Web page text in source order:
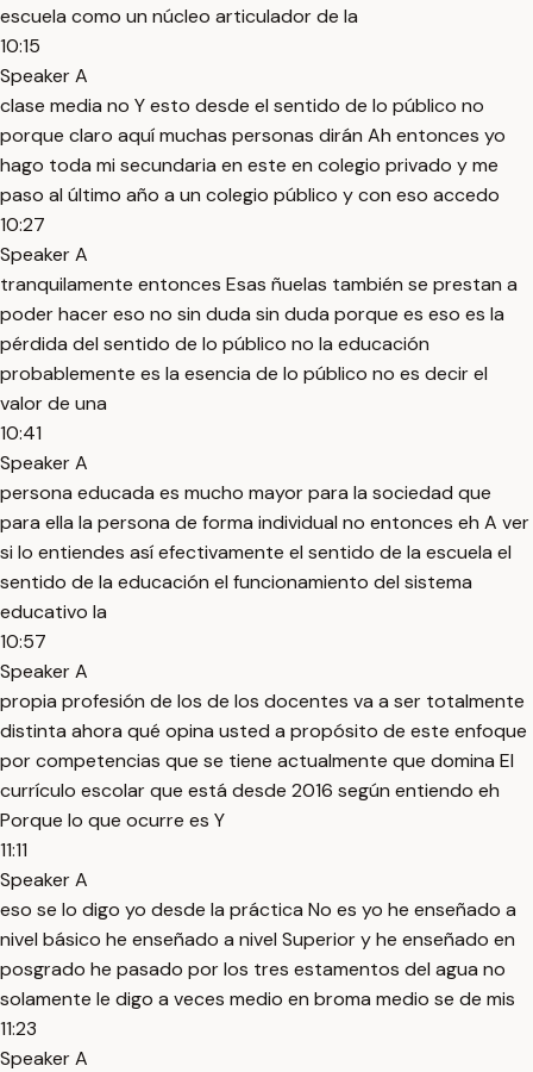
escuela como un núcleo articulador de la
10:15
Speaker A
clase media no Y esto desde el sentido de lo público no
porque claro aquí muchas personas dirán Ah entonces yo
hago toda mi secundaria en este en colegio privado y me
paso al último año a un colegio público y con eso accedo
10:27
Speaker A
tranquilamente entonces Esas ñuelas también se prestan a
poder hacer eso no sin duda sin duda porque es eso es la
pérdida del sentido de lo público no la educación
probablemente es la esencia de lo público no es decir el
valor de una
10:41
Speaker A
persona educada es mucho mayor para la sociedad que
para ella la persona de forma individual no entonces eh A ver
si lo entiendes así efectivamente el sentido de la escuela el
sentido de la educación el funcionamiento del sistema
educativo la
10:57
Speaker A
propia profesión de los de los docentes va a ser totalmente
distinta ahora qué opina usted a propósito de este enfoque
por competencias que se tiene actualmente que domina El
currículo escolar que está desde 2016 según entiendo eh
Porque lo que ocurre es Y
11:11
Speaker A
eso se lo digo yo desde la práctica No es yo he enseñado a
nivel básico he enseñado a nivel Superior y he enseñado en
posgrado he pasado por los tres estamentos del agua no
solamente le digo a veces medio en broma medio se de mis
11:23
Speaker A